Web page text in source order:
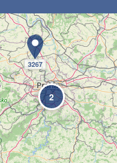
3267
2